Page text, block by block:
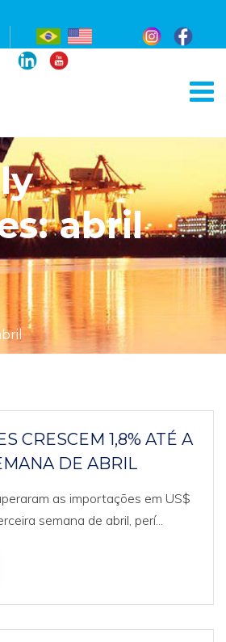
abril
CRESCEM 1,8% ATÉ A
DE ABRIL
as importações em US$
semana de abril, perí...